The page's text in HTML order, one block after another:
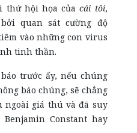
thứ hội họa củacái tôi,
quan sát cường độ
vào những con virus
tinh thần.
trước ấy, nếu chúng
báo chúng, sẽ chẳng
ngoài giá thú và đã suy
Benjamin Constant hay